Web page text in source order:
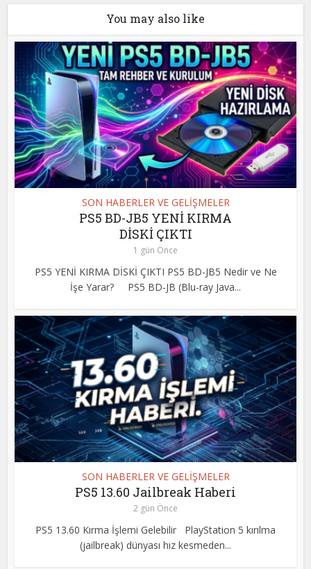
You may also like
SON HABERLER VE GELİŞMELER
PS5 BD-JB5 YENİ KIRMA
DİSKİ ÇIKTI
1 gün Önce
PS5 YENİ KIRMA DİSKİ ÇIKTI PS5 BD-JB5 Nedir ve Ne
İşe Yarar? PS5 BD-JB (Blu-ray Java...
SON HABERLER VE GELİŞMELER
PS5 13.60 Jailbreak Haberi
2 gün Önce
PS5 13.60 Kırma İşlemi Gelebilir PlayStation 5 kırılma
(jailbreak) dünyası hız kesmeden...